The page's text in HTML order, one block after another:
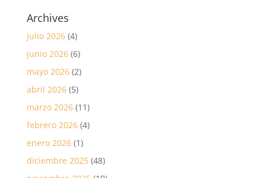
Archives
julio 2026(4)
junio 2026(6)
mayo 2026(2)
abril 2026(5)
marzo 2026(11)
febrero 2026(4)
enero 2026(1)
diciembre 2025(48)